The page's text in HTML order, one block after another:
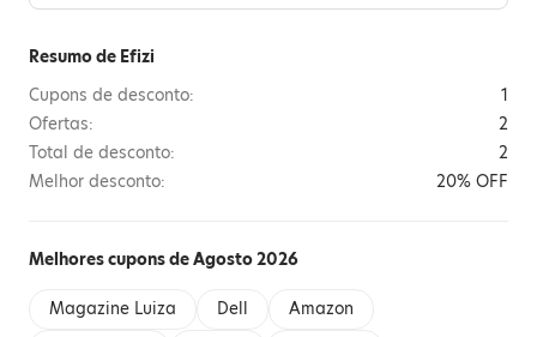
Resumo de Efizi
Cupons de desconto:
1
Ofertas:
2
Total de desconto:
2
Melhor desconto:
20% OFF
Melhores cupons de Agosto 2026
Magazine Luiza Dell
Amazon